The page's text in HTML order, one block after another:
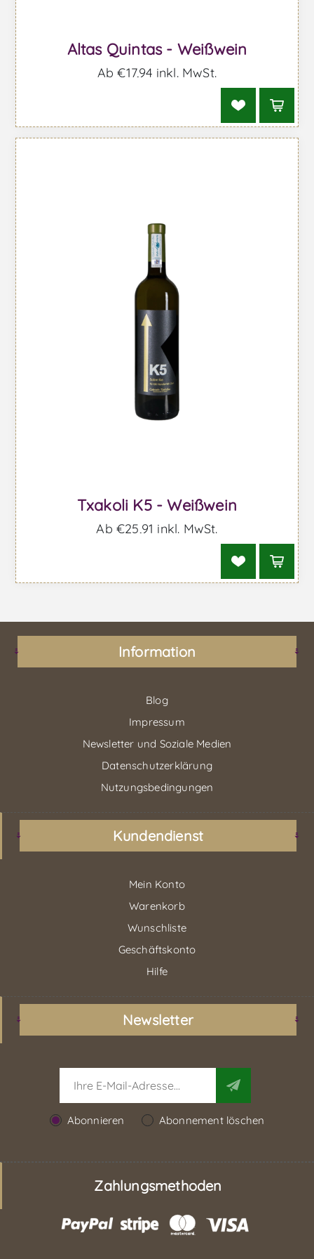
Altas Quintas - Weißwein
Ab €17,94 inkl. MwSt.
Txakoli K5 - Weißwein
Ab €25,91 inkl. MwSt.
Information
Blog
Impressum
Newsletter und Soziale Medien
Datenschutzerklärung
Nutzungsbedingungen
Kundendienst
Mein Konto
Warenkorb
Wunschliste
Geschäftskonto
Hilfe
Newsletter
Abonnieren Abonnement löschen
Zahlungsmethoden